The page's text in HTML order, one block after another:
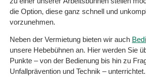
die Option, diese ganz schnell und
vorzunehmen.
Neben der Vermietung bieten wir auch
unsere Hebebühnen an. Hier werden Sie
Punkte – von der Bedienung bis hin zu
Unfallprävention und Technik – unterrichtet.